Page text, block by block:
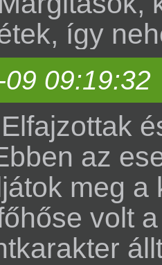
így
09:19:32
az
meg a
volt